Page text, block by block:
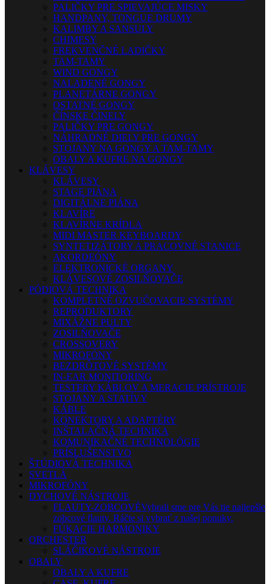
PALIČKY PRE SPIEVAJÚCE MISKY
HANDPANY, TONGUE DRUMY
KALIMBY A SANSULY
CHIMESY
FREKVENČNÉ LADIČKY
TAM-TAMY
WIND GONGY
NALADENÉ GONGY
PLANETÁRNE GONGY
OSTATNÉ GONGY
ČÍNSKE ČINELY
PALIČKY PRE GONGY
NÁHRADNÉ DIELY PRE GONGY
STOJANY NA GONGY A TAM-TAMY
OBALY A KUFRE NA GONGY
KLÁVESY
KLÁVESY
STAGE PIÁNA
DIGITÁLNE PIÁNA
KLAVÍRE
KLAVÍRNE KRÍDLA
MIDI MASTER KEYBOARDY
SYNTETIZÁTORY A PRACOVNÉ STANICE
AKORDEÓNY
ELEKTRONICKÉ ORGANY
KLÁVESOVÉ ZOSILŇOVAČE
PÓDIOVÁ TECHNIKA
KOMPLETNÉ OZVUČOVACIE SYSTÉMY
REPRODUKTORY
MIXÁŽNE PULTY
ZOSILŇOVAČE
CROSSOVERY
MIKROFÓNY
BEZDRÔTOVÉ SYSTÉMY
IN-EAR MONITORING
TESTERY KÁBLOV A MERACIE PRÍSTROJE
STOJANY A STATÍVY
KÁBLE
KONEKTORY A ADAPTÉRY
INŠTALAČNÁ TECHNIKA
KOMUNIKAČNÉ TECHNOLÓGIE
PRÍSLUŠENSTVO
ŠTÚDIOVÁ TECHNIKA
SVETLÁ
MIKROFÓNY
DYCHOVÉ NÁSTROJE
FLAUTY-ZOBCOVÉVybrali sme pre Vás tie najlepšie
zobcové flauty. Ráčte si vybrať z našej ponuky.
FÚKACIE HARMONIKY
ORCHESTER
SLÁČIKOVÉ NÁSTROJE
OBALY
OBALY A KUFRE